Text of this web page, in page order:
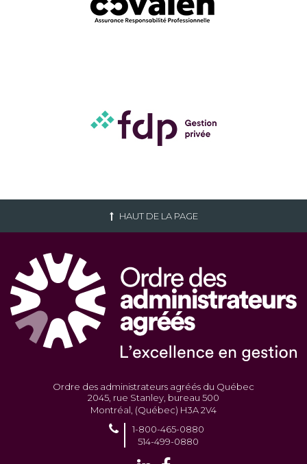
HAUT DE LA PAGE
Ordre des administrateurs agréés du Québec
2045, rue Stanley, bureau 500
Montréal, (Québec) H3A 2V4
1-800-465-0880
514-499-0880